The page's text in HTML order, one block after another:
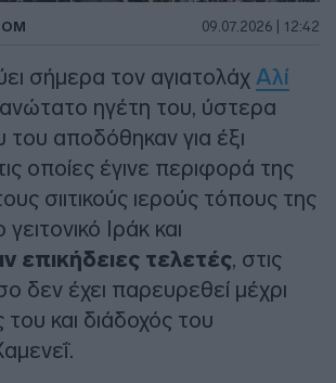
09.07.2026 | 12:42
σήμερα τον αγιατολάχ Αλί
ηγέτη του, ύστερα
του αποδόθηκαν για έξι
οποίες έγινε περιφορά της
σιιτικούς ιερούς τόπους της
Ιράκ και
επικήδειες τελετές, στις
δεν έχει παρευρεθεί μέχρι
του και διάδοχός του